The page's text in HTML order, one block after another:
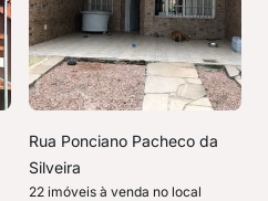
Rua Ponciano Pacheco da
Silveira
22 imóveis à venda no local